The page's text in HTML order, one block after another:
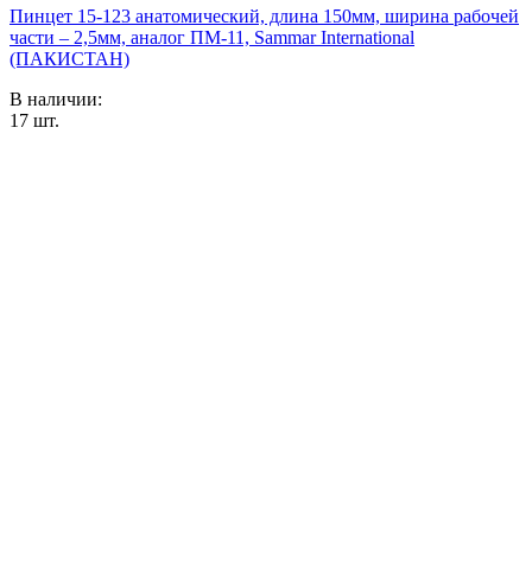
Пинцет 15-123 анатомический, длина 150мм, ширина рабочей
части – 2,5мм, аналог ПМ-11, Sammar International
(ПАКИСТАН)
В наличии:
17 шт.